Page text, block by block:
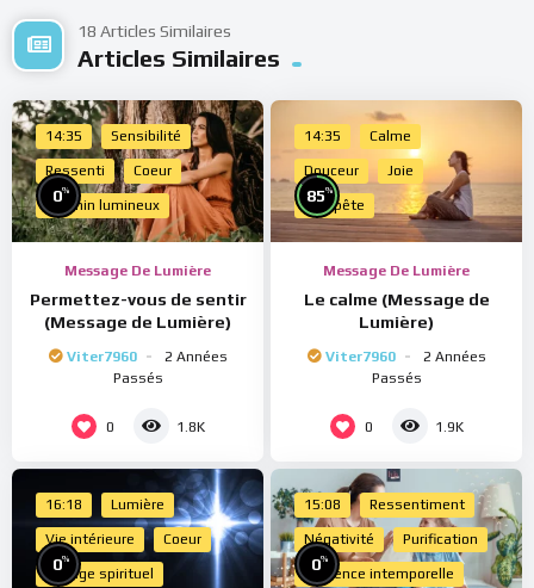
18 Articles Similaires
Articles Similaires
14:35 Sensibilité
Ressenti Coeur
Chemin lumineux
0%
Message De Lumière
Permettez-vous de sentir
(Message de Lumière)
Viter7960
2 Années
Passés
0 1.8K
14:35 Calme
Douceur Joie
Tempête
85%
Message De Lumière
Le calme (Message de
Lumière)
Viter7960
2 Années
Passés
0 1.9K
16:18 Lumière
Vie intérieure Coeur
Voyage spirituel
0%
15:08 Ressentiment
Négativité Purification
Présence intemporelle
0%